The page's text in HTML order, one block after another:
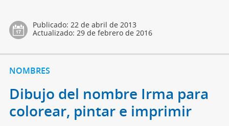
Publicado: 22 de abril de 2013
Actualizado: 29 de febrero de 2016
NOMBRES
Dibujo del nombre Irma para
colorear, pintar e imprimir